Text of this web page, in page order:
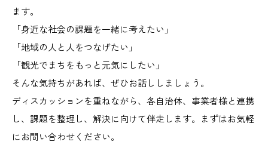
ます。
「身近な社会の課題を一緒に考えたい」
「地域の人と人をつなげたい」
「観光でまちをもっと元気にしたい」
そんな気持ちがあれば、ぜひお話ししましょう。
ディスカッションを重ねながら、 各自治体、事業者様と連携
し、課題を整理し、解決に向けて伴走します。
まずはお気軽
にお問い合わせください。